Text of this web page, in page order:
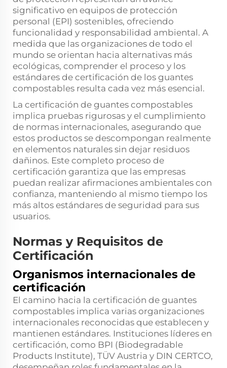
significativo en equipos de protección
personal (EPI) sostenibles, ofreciendo
funcionalidad y responsabilidad ambiental. A
medida que las organizaciones de todo el
mundo se orientan hacia alternativas más
ecológicas, comprender el proceso y los
estándares de certificación de los guantes
compostables resulta cada vez más esencial.
La certificación de guantes compostables
implica pruebas rigurosas y el cumplimiento
de normas internacionales, asegurando que
estos productos se descompongan realmente
en elementos naturales sin dejar residuos
dañinos. Este completo proceso de
certificación garantiza que las empresas
puedan realizar afirmaciones ambientales con
confianza, manteniendo al mismo tiempo los
más altos estándares de seguridad para sus
usuarios.
Normas y Requisitos de
Certificación
Organismos internacionales de
certificación
El camino hacia la certificación de guantes
compostables implica varias organizaciones
internacionales reconocidas que establecen y
mantienen estándares. Instituciones líderes en
certificación, como BPI (Biodegradable
Products Institute), TÜV Austria y DIN CERTCO,